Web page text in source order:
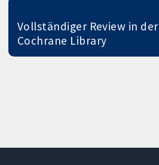
Vollständiger Review in der
Cochrane Library